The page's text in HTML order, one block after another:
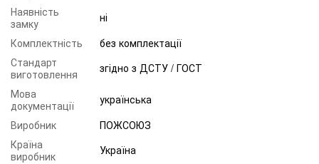
Наявність
замку
ні
Комплектність
без комплектації
Стандарт
виготовлення
згідно з ДСТУ / ГОСТ
Мова
документації
українська
Виробник
ПОЖСОЮЗ
Країна
виробник
Україна